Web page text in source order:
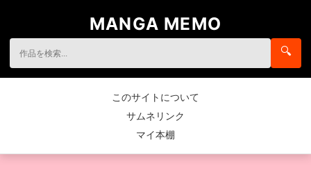
MANGA MEMO
🔍
このサイトについて
サムネリンク
マイ本棚